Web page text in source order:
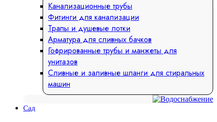
Канализационные трубы
Фитинги для канализации
Трапы и душевые лотки
Арматура для сливных бачков
Гофрированные трубы и манжеты для
унитазов
Сливные и заливные шланги для стиральных
машин
Сад